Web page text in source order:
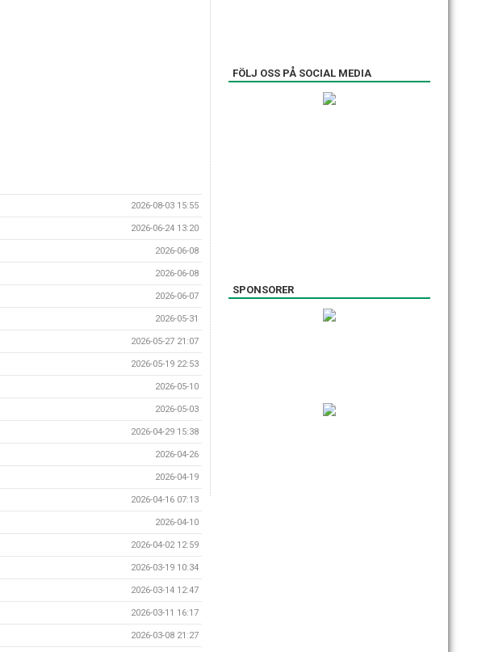
2026-08-03 15:55
2026-06-24 13:20
2026-06-08
2026-06-08
2026-06-07
2026-05-31
2026-05-27 21:07
2026-05-19 22:53
2026-05-10
2026-05-03
2026-04-29 15:38
2026-04-26
2026-04-19
2026-04-16 07:13
2026-04-10
2026-04-02 12:59
2026-03-19 10:34
2026-03-14 12:47
2026-03-11 16:17
2026-03-08 21:27
FÖLJ OSS PÅ SOCIAL MEDIA
SPONSORER